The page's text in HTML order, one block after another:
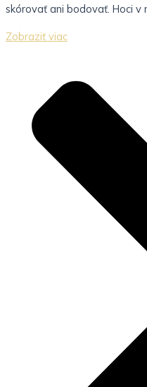
skórovať ani bodovať. Hoci v
Zobraziť viac